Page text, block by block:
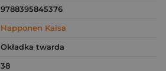
9788395845376
Happonen Kaisa
Okładka twarda
38